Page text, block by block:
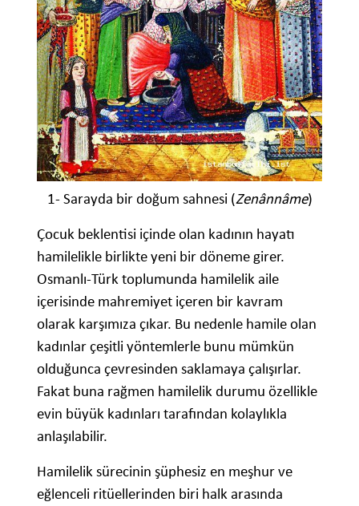
1- Sarayda bir doğum sahnesi (Zenânnâme)
Çocuk beklentisi içinde olan kadının hayatı
hamilelikle birlikte yeni bir döneme girer.
Osmanlı-Türk toplumunda hamilelik aile
içerisinde mahremiyet içeren bir kavram
olarak karşımıza çıkar. Bu nedenle hamile olan
kadınlar çeşitli yöntemlerle bunu mümkün
olduğunca çevresinden saklamaya çalışırlar.
Fakat buna rağmen hamilelik durumu özellikle
evin büyük kadınları tarafından kolaylıkla
anlaşılabilir.
Hamilelik sürecinin şüphesiz en meşhur ve
eğlenceli ritüellerinden biri halk arasında